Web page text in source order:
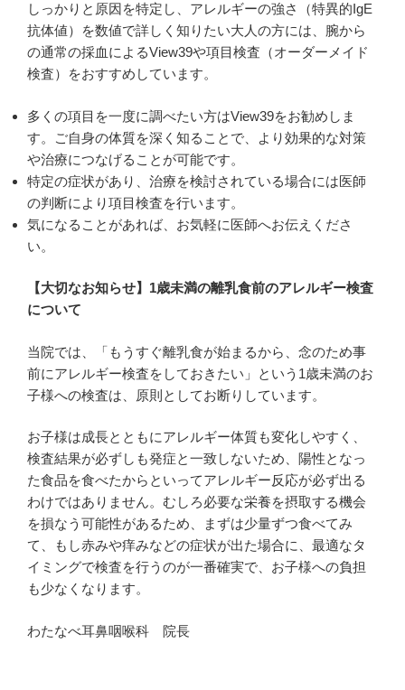
しっかりと原因を特定し、アレルギーの強さ（特異的IgE
抗体値）を数値で詳しく知りたい大人の方には、腕から
の通常の採血によるView39や項目検査（オーダーメイド
検査）をおすすめしています。
多くの項目を一度に調べたい方はView39をお勧めしま
す。ご自身の体質を深く知ることで、より効果的な対策
や治療につなげることが可能です。
特定の症状があり、治療を検討されている場合には医師
の判断により項目検査を行います。
気になることがあれば、お気軽に医師へお伝えくださ
い。
【大切なお知らせ】1歳未満の離乳食前のアレルギー検査
について
当院では、「もうすぐ離乳食が始まるから、念のため事
前にアレルギー検査をしておきたい」という1歳未満のお
子様への検査は、原則としてお断りしています。
お子様は成長とともにアレルギー体質も変化しやすく、
検査結果が必ずしも発症と一致しないため、陽性となっ
た食品を食べたからといってアレルギー反応が必ず出る
わけではありません。むしろ必要な栄養を摂取する機会
を損なう可能性があるため、まずは少量ずつ食べてみ
て、もし赤みや痒みなどの症状が出た場合に、最適なタ
イミングで検査を行うのが一番確実で、お子様への負担
も少なくなります。
わたなべ耳鼻咽喉科 院長